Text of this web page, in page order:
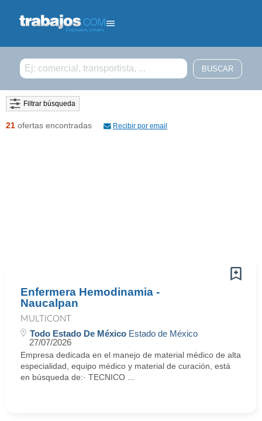
Filtrar búsqueda
21 ofertas encontradas Recibir por email
Enfermera Hemodinamia -
Naucalpan
MULTICONT
Todo Estado De México Estado de México
27/07/2026
Empresa dedicada en el manejo de material médico de alta
especialidad, equipo médico y material de curación, está
en búsqueda de:· TECNICO ...